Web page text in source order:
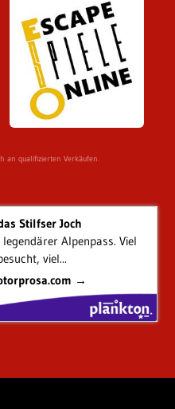
an qualifizierten Verkäufen.
Stilfser Joch
Alpenpass. Viel
viel...
→